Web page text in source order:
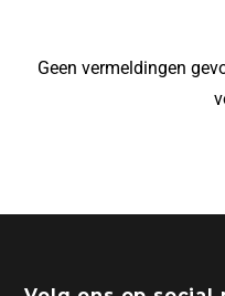
Geen vermeldingen